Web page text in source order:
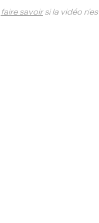
faire savoirsi la vidéo